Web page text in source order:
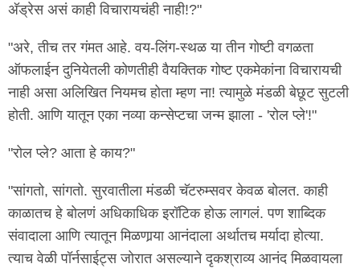
अ‍ॅड्रेस असं काही विचारायचंही नाही!?"
"अरे, तीच तर गंमत आहे. वय-लिंग-स्थळ या तीन गोष्टी वगळता
ऑफलाईन दुनियेतली कोणतीही वैयक्तिक गोष्ट एकमेकांना विचारायची
नाही असा अलिखित नियमच होता म्हण ना! त्यामुळे मंडळी बेछूट सुटली
होती. आणि यातून एका नव्या कन्सेप्टचा जन्म झाला - 'रोल प्ले'!"
"रोल प्ले? आता हे काय?"
"सांगतो, सांगतो. सुरवातीला मंडळी चॅटरुम्सवर केवळ बोलत. काही
काळातच हे बोलणं अधिकाधिक इरॉटिक होऊ लागलं. पण शाब्दिक
संवादाला आणि त्यातून मिळणार्‍या आनंदाला अर्थातच मर्यादा होत्या.
त्याच वेळी पॉर्नसाईट्स जोरात असल्याने दृकश्राव्य आनंद मिळवायला